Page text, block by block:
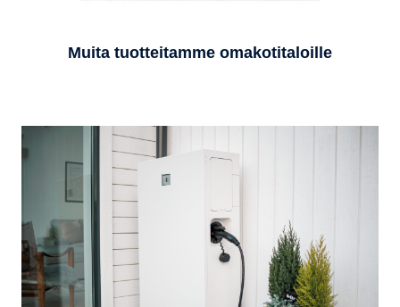
Muita tuotteitamme omakotitaloille